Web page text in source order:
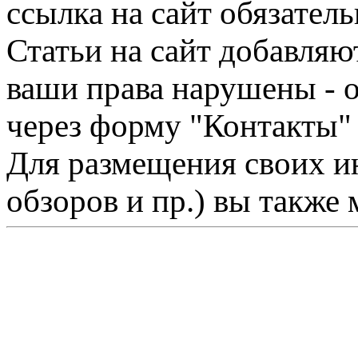
ссылка на сайт
Статьи на сайт
ваши права нарушены -
через форму "Контакты"
Для размещения своих
обзоров и пр.) вы также